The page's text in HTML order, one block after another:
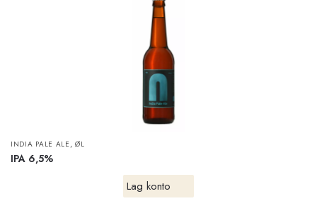
INDIA PALE ALE ,ØL
IPA 6,5%
Lag konto